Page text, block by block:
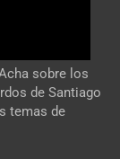
sobre los
de Santiago
temas de